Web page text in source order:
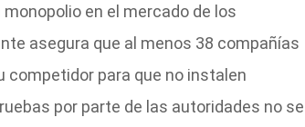
en el mercado de los
asegura que al menos 38 compañías
competidor para que no instalen
por parte de las autoridades no se